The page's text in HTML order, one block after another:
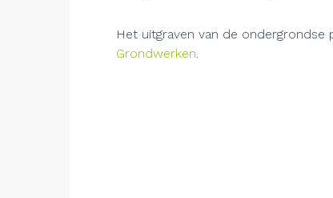
Het uitgraven van de
Grondwerken.